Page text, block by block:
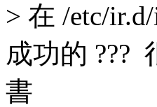
> 在 /etc/
成功的 ???
書